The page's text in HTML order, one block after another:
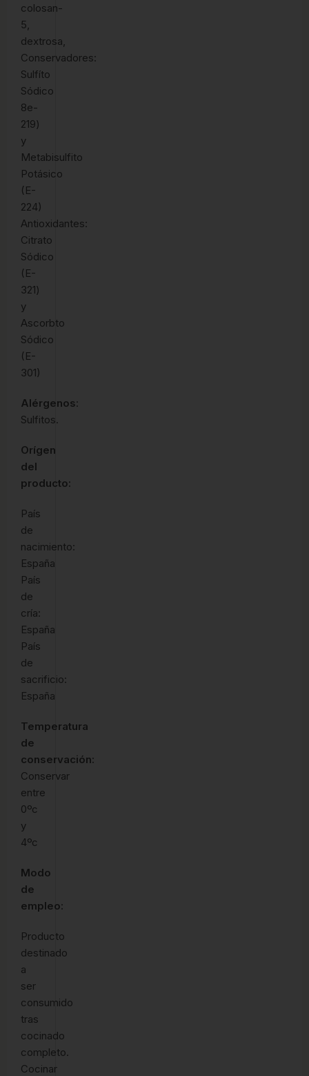
colosan-
5,
dextrosa,
Conservadores:
Sulfíto
Sódico
8e-
219)
y
Metabisulfito
Potásico
(E-
224)
Antioxidantes:
Citrato
Sódico
(E-
321)
y
Ascorbto
Sódico
(E-
301)
Alérgenos:
Sulfitos.
Orígen
del
producto:
País
de
nacimiento:
España
País
de
cría:
España
País
de
sacrificio:
España
Temperatura
de
conservación:
Conservar
entre
0ºc
y
4ºc
Modo
de
empleo:
Producto
destinado
a
ser
consumido
tras
cocinado
completo.
Cocinar